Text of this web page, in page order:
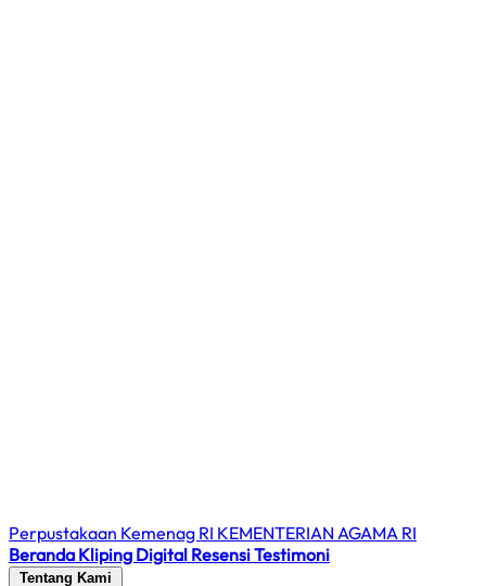
Perpustakaan Kemenag RI KEMENTERIAN AGAMA RI
Beranda Kliping Digital ResensiTestimoni
Tentang Kami